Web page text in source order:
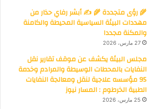
🌾 رؤى متجددة 🌾 ✍️ أبشر رفاي حذار من
مهددات البيئة السياسية المحيطة والكامنة
والمكنة مجددا
27 مارس، 2026
مجلس البيئة يكشف عن موقف تقارير نقل
النفايات بالمحطات الوسيطة والمرادم وخدمة
95 مؤسسه علاجية لنقل ومعالجة النفايات
الطبية الخرطوم : المسار نيوز
25 مارس، 2026